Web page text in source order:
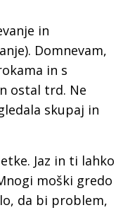
in
Domnevam,
in s
ostal trd. Ne
skupaj in
Jaz in ti lahko
moški gredo
da bi problem,